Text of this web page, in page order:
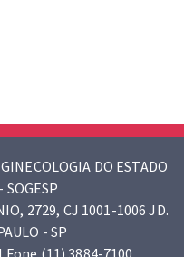
DO ESTADO
SOGESP
2729, CJ 1001-1006 JD.
- SP